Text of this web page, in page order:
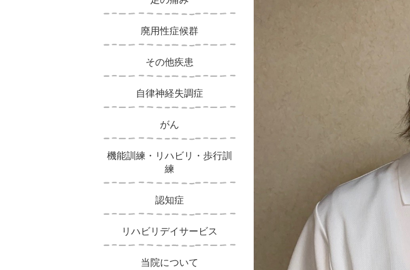
廃用性症候群
その他疾患
自律神経失調症
がん
機能訓練・リハビリ・歩行訓
練
認知症
リハビリデイサービス
当院について